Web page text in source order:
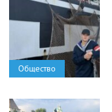
Общество